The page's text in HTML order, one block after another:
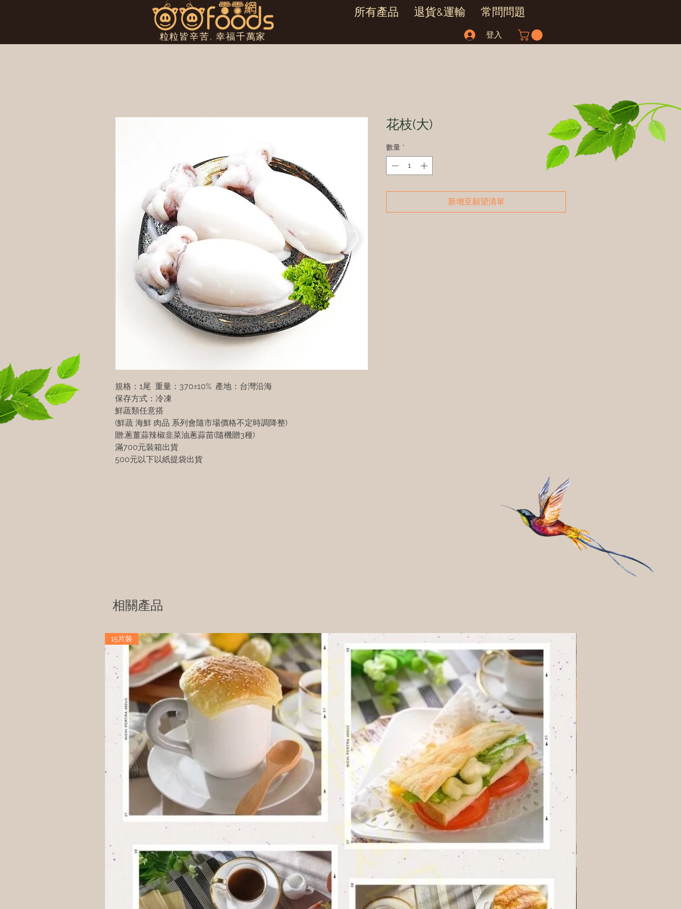
粒粒皆辛苦, 幸福千萬家
所有產品 退貨&運輸 常問問題
登入
規格：1尾 重量：370±10% 產地：台灣沿海
保存方式：冷凍
鮮蔬類任意搭
(鮮蔬 海鮮 肉品 系列會隨市場價格不定時調降整)
贈:蔥薑蒜辣椒韭菜油蔥蒜苗(隨機贈3種)
滿700元裝箱出貨
500元以下以紙提袋出貨
花枝(大)
數量 *
新增至願望清單
相關產品
15片裝